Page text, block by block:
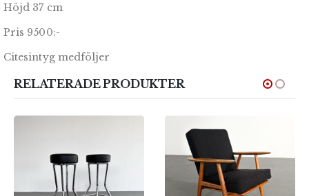
Höjd 37 cm
Pris 9500:-
Citesintyg medföljer
RELATERADE PRODUKTER